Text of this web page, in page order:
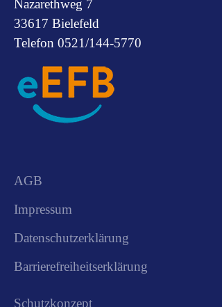
Nazarethweg 7
33617 Bielefeld
Telefon 0521/144-5770
AGB
Impressum
Datenschutzerklärung
Barrierefreiheitserklärung
Schutzkonzept